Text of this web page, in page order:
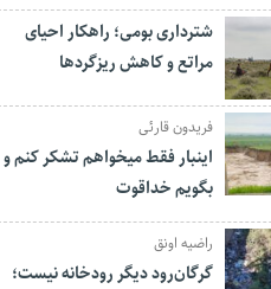
شترداری بومی؛ راهکار احیای
مراتع و کاهش ریزگردها
فریدون قارئی
اینبار فقط میخواهم تشکر کنم و
بگویم خداقوت
راضیه اونق
گرگان‌رود دیگر رودخانه نیست؛